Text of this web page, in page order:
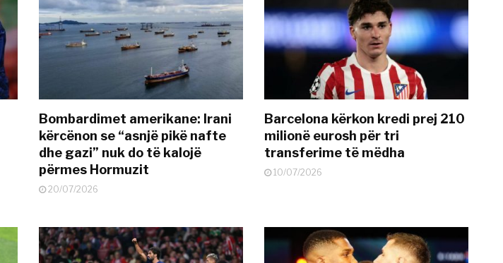
Bombardimet amerikane: Irani
kërcënon se “asnjë pikë nafte
dhe gazi” nuk do të kalojë
përmes Hormuzit
20/07/2026
Barcelona kërkon kredi prej 210
milionë eurosh për tri
transferime të mëdha
10/07/2026